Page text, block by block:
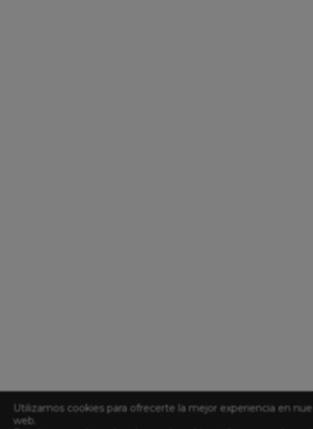
Utilizamos cookies para ofrecerte la mejor experiencia en
web.